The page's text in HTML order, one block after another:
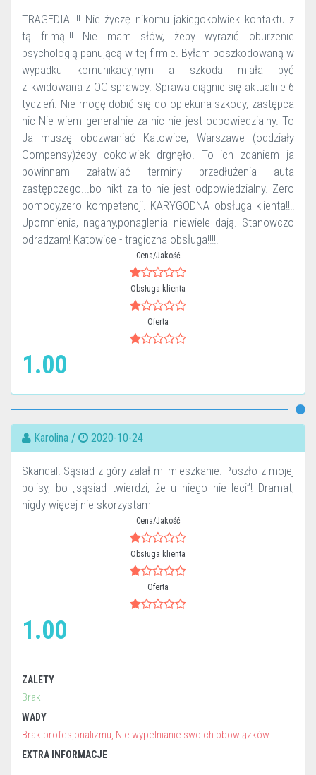
TRAGEDIA!!!!! Nie życzę nikomu jakiegokolwiek kontaktu z
tą frimą!!!! Nie mam słów, żeby wyrazić oburzenie
psychologią panującą w tej firmie. Byłam poszkodowaną w
wypadku komunikacyjnym a szkoda miała być
zlikwidowana z OC sprawcy. Sprawa ciągnie się aktualnie 6
tydzień. Nie mogę dobić się do opiekuna szkody, zastępca
nic Nie wiem generalnie za nic nie jest odpowiedzialny. To
Ja muszę obdzwaniać Katowice, Warszawe (oddziały
Compensy)żeby cokolwiek drgnęło. To ich zdaniem ja
powinnam załatwiać terminy przedłużenia auta
zastępczego...bo nikt za to nie jest odpowiedzialny. Zero
pomocy,zero kompetencji. KARYGODNA obsługa klienta!!!!
Upomnienia, nagany,ponaglenia niewiele dają. Stanowczo
odradzam! Katowice - tragiczna obsługa!!!!!
Cena/Jakość
Obsługa klienta
Oferta
1.00
Karolina / 2020-10-24
Skandal. Sąsiad z góry zalał mi mieszkanie. Poszło z mojej
polisy, bo „sąsiad twierdzi, że u niego nie leci”! Dramat,
nigdy więcej nie skorzystam
Cena/Jakość
Obsługa klienta
Oferta
1.00
ZALETY
Brak
WADY
Brak profesjonalizmu, Nie wypelnianie swoich obowiązków
EXTRA INFORMACJE